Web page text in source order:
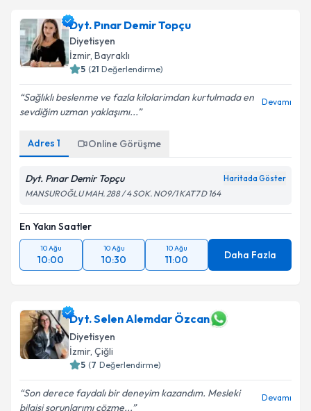
Dyt. Pınar Demir Topçu
Diyetisyen
İzmir, Bayraklı
5 (21 Değerlendirme)
Sağlıklı beslenme ve fazla kilolarimdan kurtulmada en
sevdiğim uzman yaklaşımı...
Devamı
Adres 1 Online Görüşme
Dyt. Pınar Demir Topçu Haritada Göster
MANSUROĞLU MAH. 288 / 4 SOK. NO9/1 KAT7 D 164
En Yakın Saatler
10 Ağu
10:00
10 Ağu
10:30
10 Ağu
11:00 Daha Fazla
Dyt. Selen Alemdar Özcan
Diyetisyen
İzmir, Çiğli
5 (7 Değerlendirme)
Son derece faydalı bir deneyim kazandım. Mesleki
bilgisi sorunlarımı çözme...
Devamı